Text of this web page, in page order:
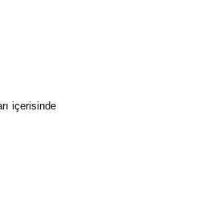
içerisinde